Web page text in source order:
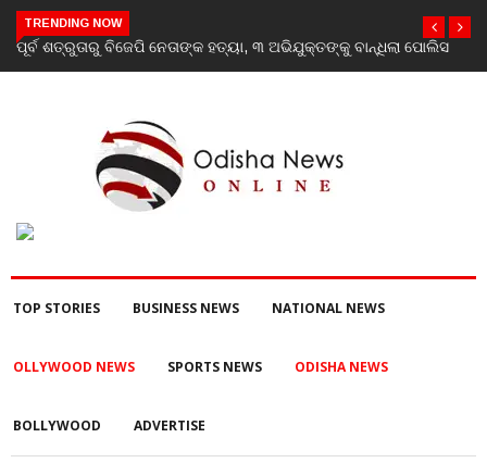
TRENDING NOW
‘Youth don’t need his certificate’: Priyanka Gandhi reacts to
RSS chief Mohan Bhagwat’s Gen Z remarks
TOP STORIES BUSINESS NEWS NATIONAL NEWS
OLLYWOOD NEWS SPORTS NEWS ODISHA NEWS
BOLLYWOOD ADVERTISE